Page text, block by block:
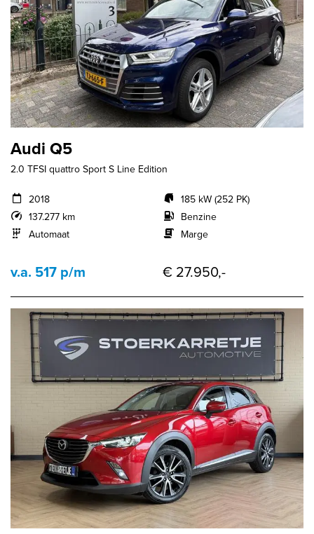
Audi Q5
2.0 TFSI quattro Sport S Line Edition
2018
137.277 km
Automaat
185 kW (252 PK)
Benzine
Marge
v.a. 517 p/m € 27.950,-